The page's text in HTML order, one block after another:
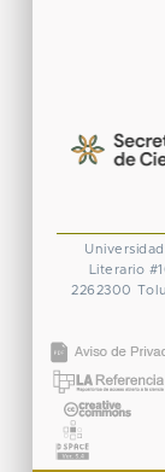
Literario
2262300